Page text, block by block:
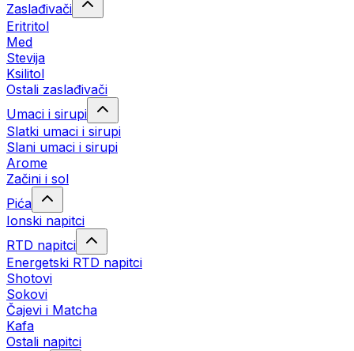
Zaslađivači
Eritritol
Med
Stevija
Ksilitol
Ostali zaslađivači
Umaci i sirupi
Slatki umaci i sirupi
Slani umaci i sirupi
Arome
Začini i sol
Pića
Ionski napitci
RTD napitci
Energetski RTD napitci
Shotovi
Sokovi
Čajevi i Matcha
Kafa
Ostali napitci